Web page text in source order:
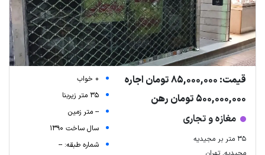
قیمت: 85,000,000 تومان اجاره
500,000,000 تومان رهن
مغازه و تجاری
۳۵ متر بر مجیدیه
0 خواب
35 متر زیربنا
-- متر زمین
سال ساخت 1390
شماره طبقه: --